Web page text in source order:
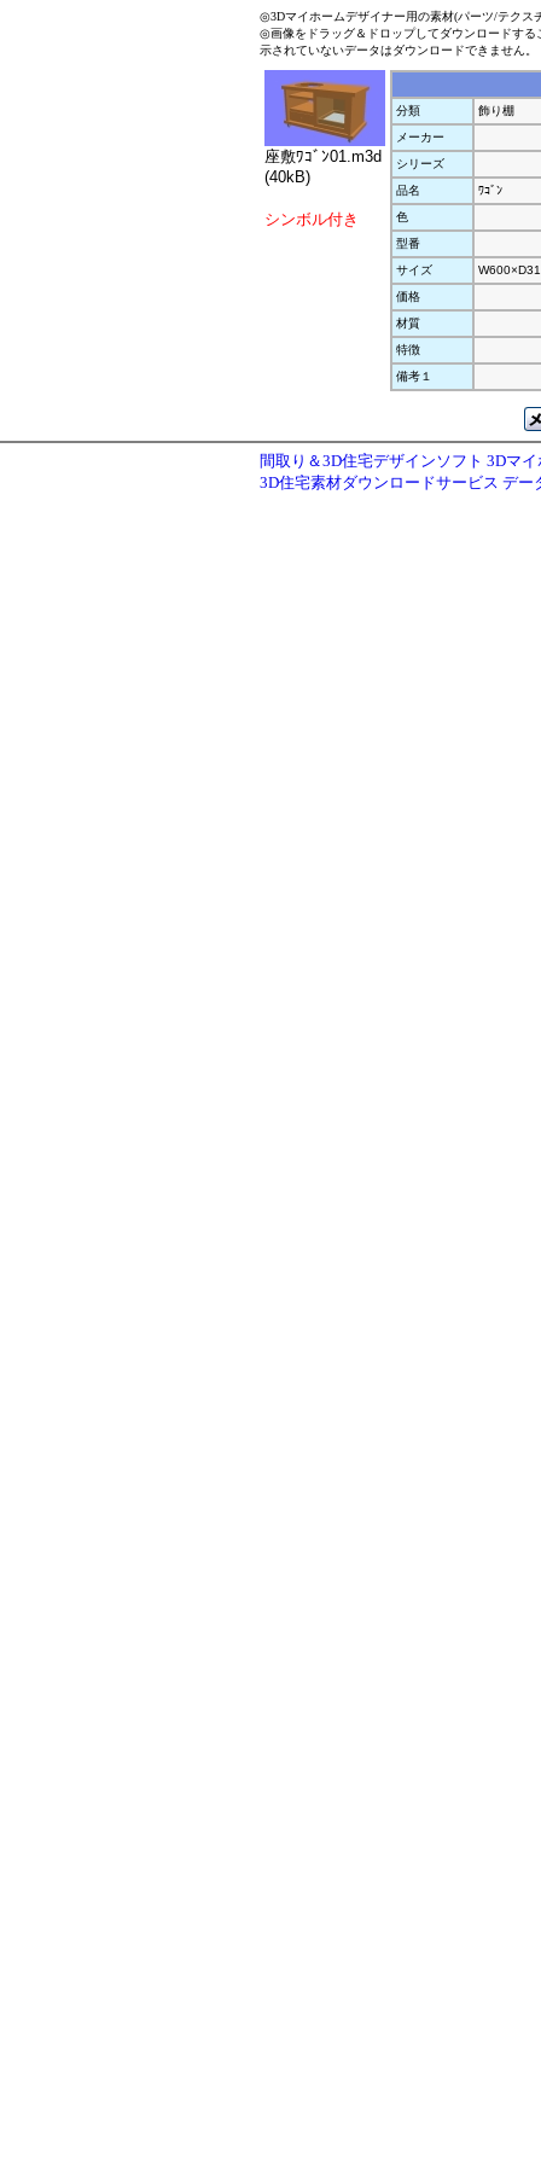
◎3Dマイホームデザイナー用の素材(パーツ/テクス
◎画像をドラッグ＆ドロップしてダウンロードす
示されていないデータはダウンロードできません。
座敷ﾜｺﾞﾝ01.m3d
(40kB)
シンボル付き
分類
飾り棚
メーカー
シリーズ
品名
ﾜｺﾞﾝ
色
型番
サイズ
価格
材質
特徴
備考１
間取り＆3D住宅デザインソフト 3Dマ
3D住宅素材ダウンロードサービス デー